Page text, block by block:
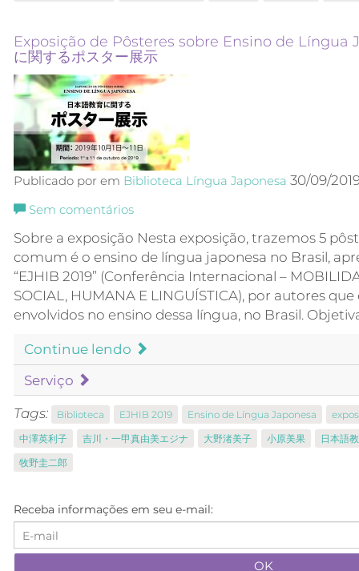
Exposição de Pôsteres sobre Ensino de Língua
に関するポスター展示
Publicado por em Biblioteca Língua Japonesa 30/09/
Sem comentários
Sobre a exposição Nesta exposição, trazemos 5
comum é o ensino de língua japonesa no Brasil,
“EJHIB 2019” (Conferência Internacional –
SOCIAL, HUMANA E LINGUÍSTICA), por autores
envolvidos no ensino dessa língua, no Brasil.
Continue lendo
Serviço
Tags: Biblioteca EJHIB 2019 Ensino de Língua Japonesa
中澤英利子
吉川・一甲真由美エジナ 大野渚美子 小原美果
日本語
牧野圭二郎
Receba informações em seu e-mail: